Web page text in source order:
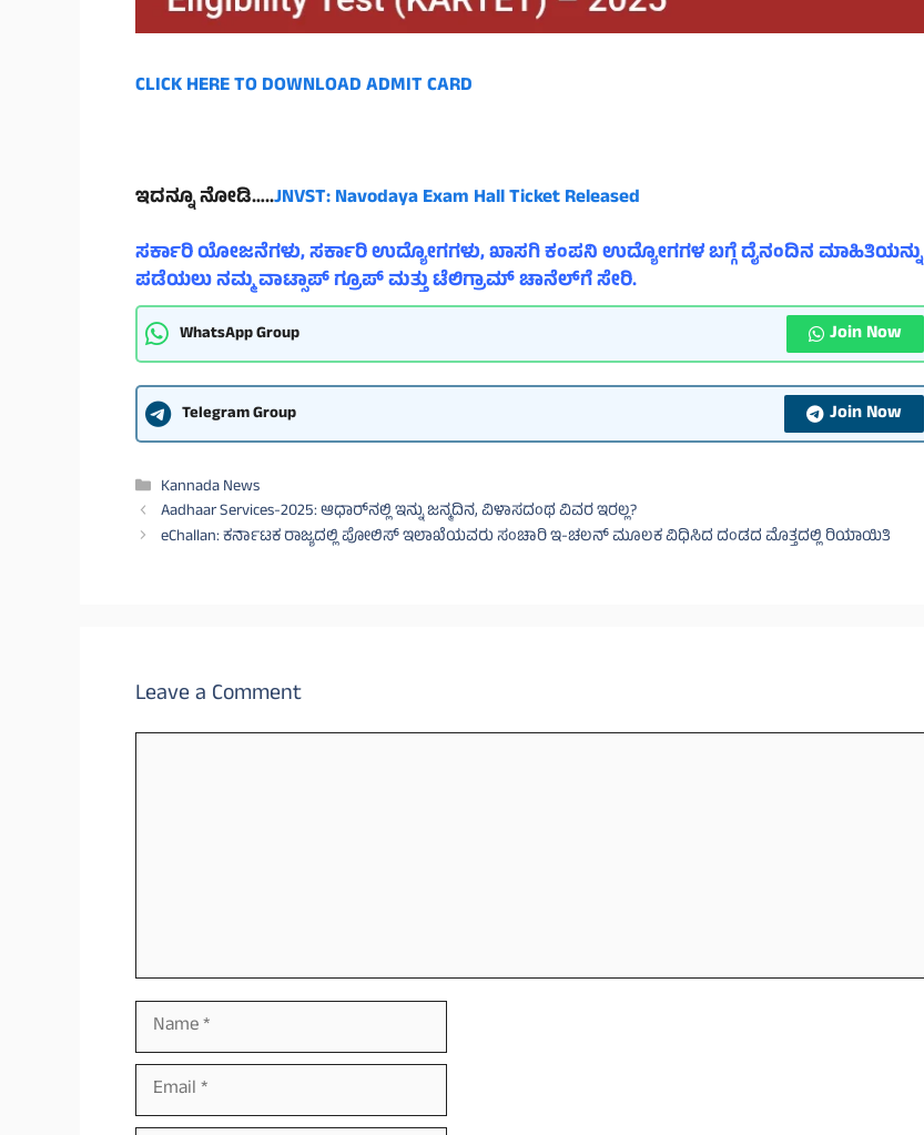
CLICK HERE TO DOWNLOAD ADMIT CARD
ಇದನ್ನೂ ನೋಡಿ…..JNVST: Navodaya Exam Hall Ticket Released
ಸರ್ಕಾರಿ ಯೋಜನೆಗಳು, ಸರ್ಕಾರಿ ಉದ್ಯೋಗಗಳು, ಖಾಸಗಿ ಕಂಪನಿ ಉದ್ಯೋಗಗಳ ಬಗ್ಗೆ ದೈನಂದಿನ ಮಾಹಿತಿಯನ್ನು
ಪಡೆಯಲು ನಮ್ಮ ವಾಟ್ಸಾಪ್ ಗ್ರೂಪ್ ಮತ್ತು ಟೆಲಿಗ್ರಾಮ್ ಚಾನೆಲ್‌ಗೆ ಸೇರಿ.
WhatsApp Group Join Now
Telegram Group Join Now
Categories
Kannada News
Aadhaar Services-2025: ಆಧಾರ್‌ನಲ್ಲಿ ಇನ್ನು ಜನ್ಮದಿನ, ವಿಳಾಸದಂಥ ವಿವರ ಇರಲ್ಲ?
eChallan: ಕರ್ನಾಟಕ ರಾಜ್ಯದಲ್ಲಿ ಪೋಲಿಸ್ ಇಲಾಖೆಯವರು ಸಂಚಾರಿ ಇ-ಚಲನ್ ಮೂಲಕ ವಿಧಿಸಿದ ದಂಡದ ಮೊತ್ತದಲ್ಲಿ ರಿಯಾಯಿತಿ
Leave a Comment
Name
Email